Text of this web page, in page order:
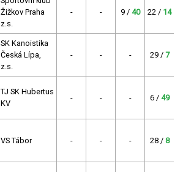
Žižkov Praha
z.s.
- - 9 / 40 22 / 14
SK Kanoistika
Česká Lípa,
z.s.
- - - 29 / 7
TJ SK Hubertus
KV
- - - 6 / 49
VS Tábor - - - 28 / 8